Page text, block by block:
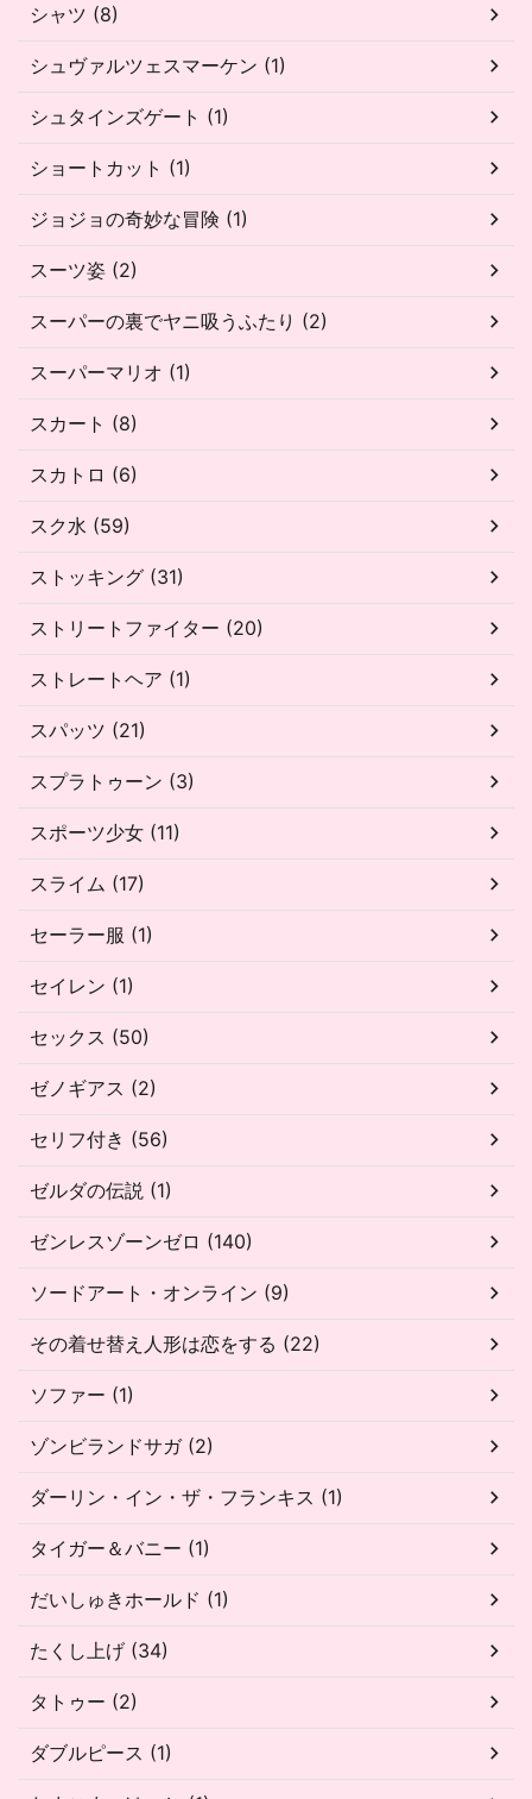
シャツ (8)
シュヴァルツェスマーケン (1)
シュタインズゲート (1)
ショートカット (1)
ジョジョの奇妙な冒険 (1)
スーツ姿 (2)
スーパーの裏でヤニ吸うふたり (2)
スーパーマリオ (1)
スカート (8)
スカトロ (6)
スク水 (59)
ストッキング (31)
ストリートファイター (20)
ストレートヘア (1)
スパッツ (21)
スプラトゥーン (3)
スポーツ少女 (11)
スライム (17)
セーラー服 (1)
セイレン (1)
セックス (50)
ゼノギアス (2)
セリフ付き (56)
ゼルダの伝説 (1)
ゼンレスゾーンゼロ (140)
ソードアート・オンライン (9)
その着せ替え人形は恋をする (22)
ソファー (1)
ゾンビランドサガ (2)
ダーリン・イン・ザ・フランキス (1)
タイガー＆バニー (1)
だいしゅきホールド (1)
たくし上げ (34)
タトゥー (2)
ダブルピース (1)